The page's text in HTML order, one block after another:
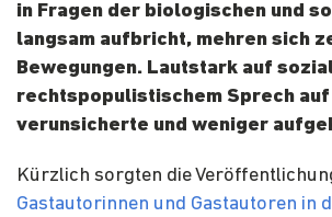
in Fragen der biologischen und
langsam aufbricht, mehren sich
Bewegungen. Lautstark auf
rechtspopulistischem Sprech auf
verunsicherte und weniger
Kürzlich sorgten die
Gastautorinnen und Gastautoren in